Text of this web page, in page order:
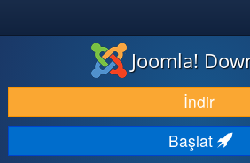
İNDIR & GENIŞLET
KEŞFET & ÖĞREN
TOPLULUK & DESTEK
Joomla!
İndir
Başlat